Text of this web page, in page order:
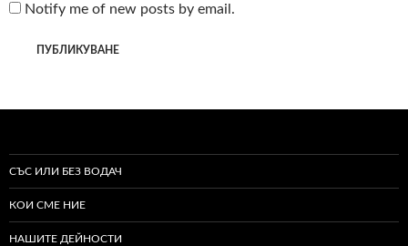
Notify me of new posts by email.
СЪС ИЛИ БЕЗ ВОДАЧ
КОИ СМЕ НИЕ
НАШИТЕ ДЕЙНОСТИ